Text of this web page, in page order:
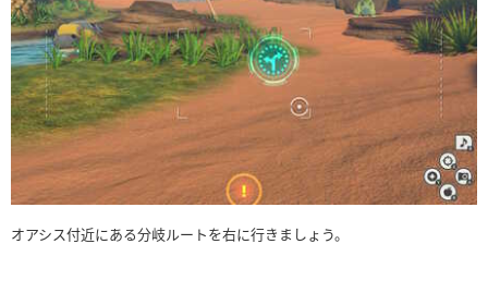
オアシス付近にある分岐ルートを右に行きましょう。